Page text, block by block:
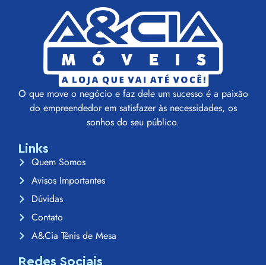
O que move o negócio e faz dele um sucesso é a paixão
do empreendedor em satisfazer às necessidades, os
sonhos do seu público.
Links
Quem Somos
Avisos Importantes
Dúvidas
Contato
A&Cia Tênis de Mesa
Redes Sociais